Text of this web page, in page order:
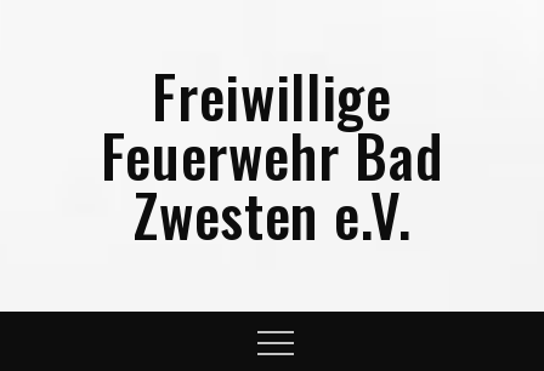
Freiwillige
Feuerwehr Bad
Zwesten e.V.
Menu